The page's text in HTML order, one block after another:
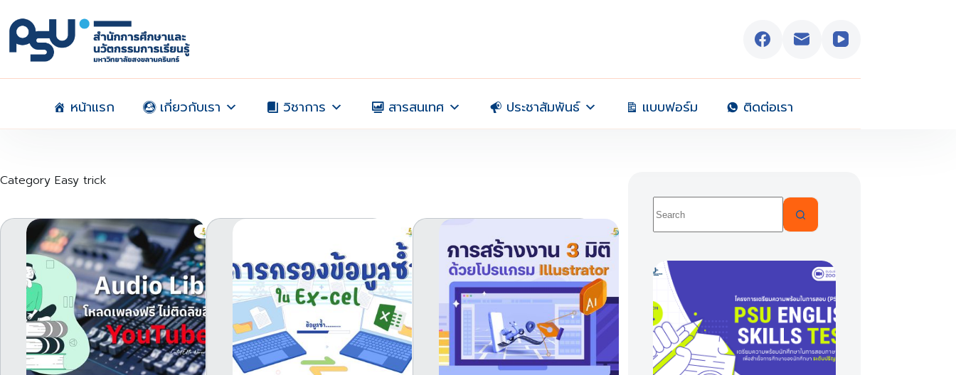
to
content
หน้าแรก เกี่ยวกับเรา วิชาการ สารสนเทศ ประชาสัมพันธ์ แบบฟอร์ม ติดต่อเรา
Category Easy trick
results